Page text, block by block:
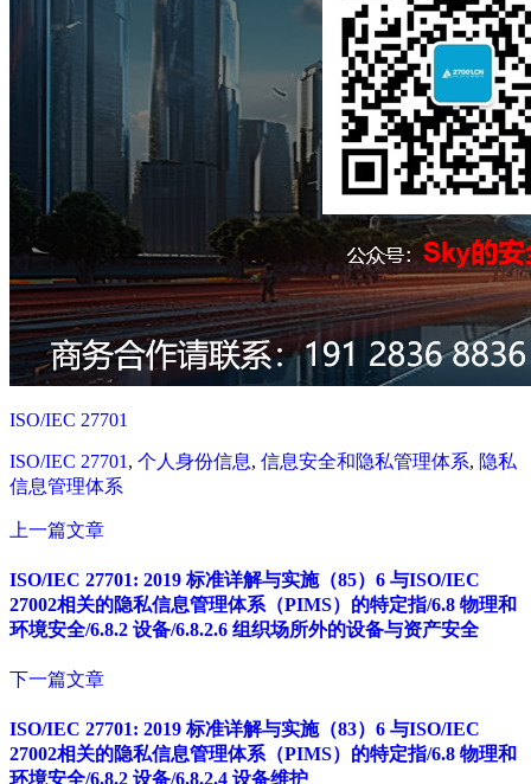
ISO/IEC 27701
ISO/IEC 27701 , 个人身份信息, 信息安全和隐私管理体系, 隐私
信息管理体系
上一篇文章
ISO/IEC 27701: 2019 标准详解与实施（85）6 与ISO/IEC
27002相关的隐私信息管理体系（PIMS）的特定指/6.8 物理和
环境安全/6.8.2 设备/6.8.2.6 组织场所外的设备与资产安全
下一篇文章
ISO/IEC 27701: 2019 标准详解与实施（83）6 与ISO/IEC
27002相关的隐私信息管理体系（PIMS）的特定指/6.8 物理和
环境安全/6.8.2 设备/6.8.2.4 设备维护